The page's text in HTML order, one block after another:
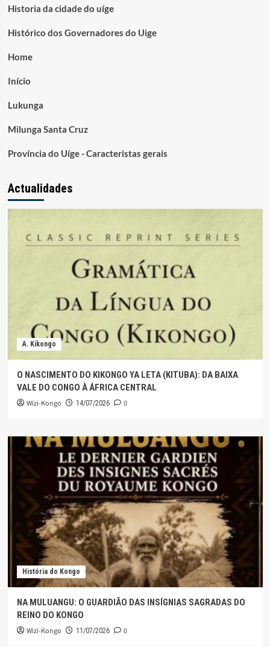
Historia da cidade do uíge
Histórico dos Governadores do Uige
Home
Início
Lukunga
Milunga Santa Cruz
Província do Uíge - Caracteristas gerais
Actualidades
A. Kikongo
O NASCIMENTO DO KIKONGO YA LETA (KITUBA): DA BAIXA
VALE DO CONGO À ÁFRICA CENTRAL
Wizi-Kongo 14/07/2026 0
História do Kongo
NA MULUANGU: O GUARDIÃO DAS INSÍGNIAS SAGRADAS DO
REINO DO KONGO
Wizi-Kongo 11/07/2026 0